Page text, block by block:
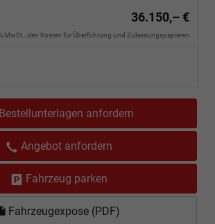
36.150,– €
MwSt., den Kosten für Überführung und Zulassungspapieren
Bestellunterlagen anfordern
Angebot anfordern
Fahrzeug parken
Fahrzeugexpose (PDF)